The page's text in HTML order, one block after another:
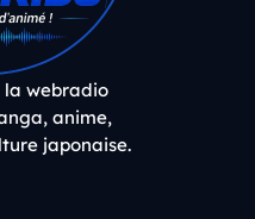
la webradio
anime,
japonaise.